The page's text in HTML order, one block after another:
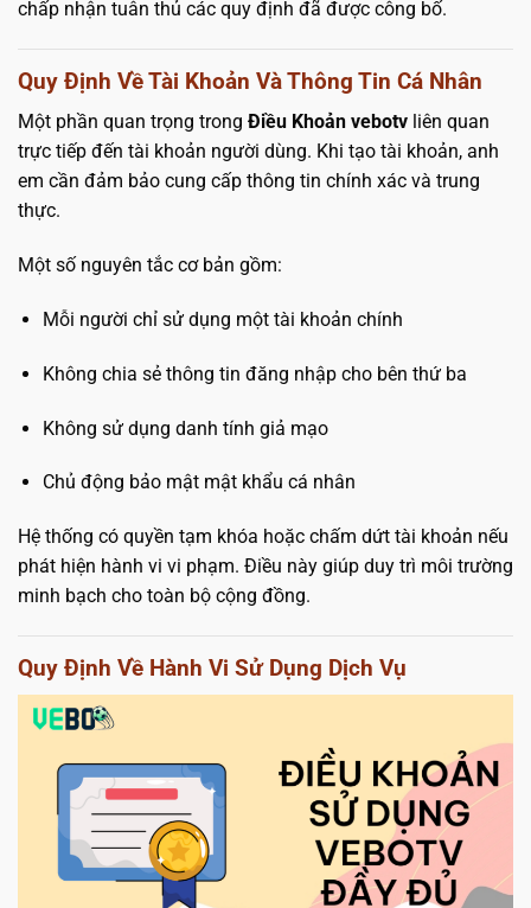
chấp nhận tuân thủ các quy định đã được công bố.
Quy Định Về Tài Khoản Và Thông Tin Cá Nhân
Một phần quan trọng trong Điều Khoản vebotv liên quan
trực tiếp đến tài khoản người dùng. Khi tạo tài khoản, anh
em cần đảm bảo cung cấp thông tin chính xác và trung
thực.
Một số nguyên tắc cơ bản gồm:
Mỗi người chỉ sử dụng một tài khoản chính
Không chia sẻ thông tin đăng nhập cho bên thứ ba
Không sử dụng danh tính giả mạo
Chủ động bảo mật mật khẩu cá nhân
Hệ thống có quyền tạm khóa hoặc chấm dứt tài khoản nếu
phát hiện hành vi vi phạm. Điều này giúp duy trì môi trường
minh bạch cho toàn bộ cộng đồng.
Quy Định Về Hành Vi Sử Dụng Dịch Vụ